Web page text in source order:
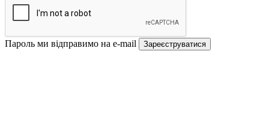
Пароль ми відправимо на e-mail Зареєструватися